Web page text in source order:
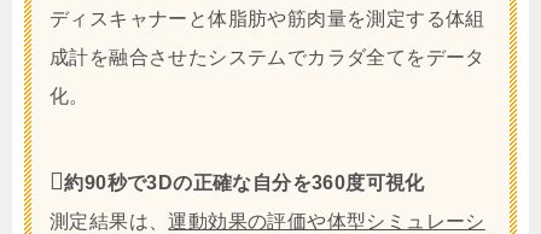
ディスキャナーと体脂肪や筋肉量を測定する体組
成計を融合させたシステムでカラダ全てをデータ
化。
約90秒で3Dの正確な自分を360度可視化
測定結果は、運動効果の評価や体型シミュレーシ